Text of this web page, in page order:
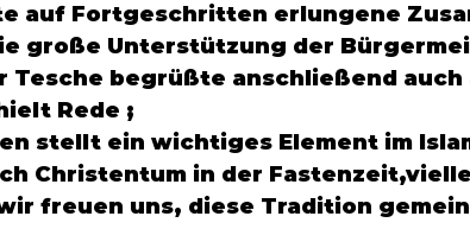
auf Fortgeschritten erlungene
große Unterstützung der
Tesche begrüßte anschließend auch
Rede ;
stellt ein wichtiges Element im
Christentum in der
freuen uns, diese Tradition